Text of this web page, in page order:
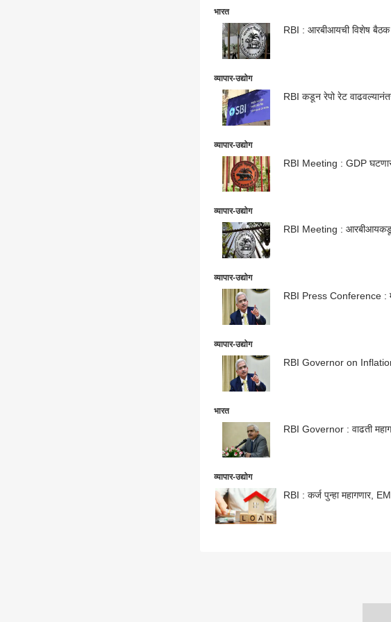
भारत
RBI : आरबीआयची विशेष बैठक
व्यापार-उद्योग
RBI कडून रेपो रेट
व्यापार-उद्योग
RBI Meeting : GDP घटणार,
व्यापार-उद्योग
RBI Meeting : आरबीआयकडून
व्यापार-उद्योग
RBI Press Conference :
व्यापार-उद्योग
RBI Governor on Inflation :
भारत
RBI Governor : वाढती
व्यापार-उद्योग
RBI : कर्ज पुन्हा महागणार,